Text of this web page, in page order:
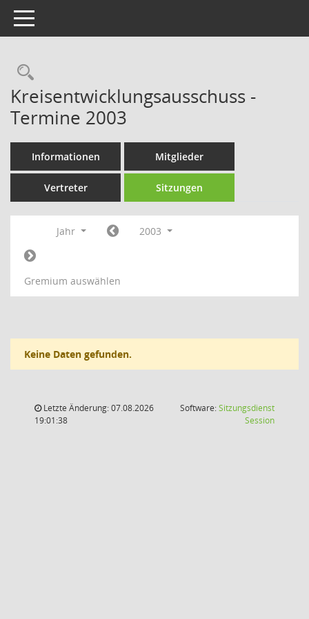
Toggle navigation
Rechercheauswahl
Kreisentwicklungsausschuss -
Termine 2003
Informationen Mitglieder
Vertreter Sitzungen
Jahr 2003
Gremium auswählen
Keine Daten gefunden.
Letzte Änderung: 07.08.2026
19:01:38
Software:Sitzungsdienst
Session(Wird in